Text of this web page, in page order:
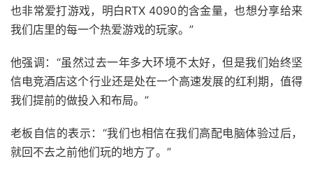
也非常爱打游戏，明白RTX 4090的含金量，也想分享给来
我们店里的每一个热爱游戏的玩家。”
他强调：“虽然过去一年多大环境不太好，但是我们始终坚
信电竞酒店这个行业还是处在一个高速发展的红利期，值得
我们提前的做投入和布局。”
老板自信的表示：“我们也相信在我们高配电脑体验过后，
就回不去之前他们玩的地方了。”